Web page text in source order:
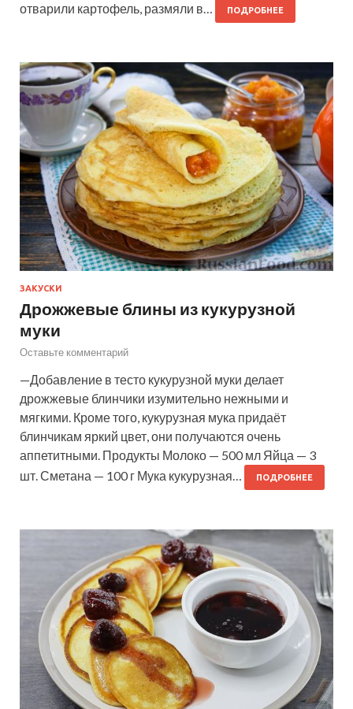
отварили картофель, размяли в…
ПОДРОБНЕЕ
ЗАКУСКИ
Дрожжевые блины из кукурузной
муки
Оставьте комментарий
—Добавление в тесто кукурузной муки делает
дрожжевые блинчики изумительно нежными и
мягкими. Кроме того, кукурузная мука придаёт
блинчикам яркий цвет, они получаются очень
аппетитными. Продукты Молоко — 500 мл Яйца — 3
шт. Сметана — 100 г Мука кукурузная…
ПОДРОБНЕЕ